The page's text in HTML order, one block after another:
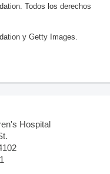
Todos los derechos
y Getty Images.
Hospital